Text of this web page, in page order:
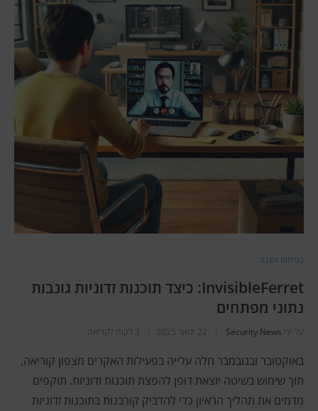
בטיחות והגנה
InvisibleFerret: כיצד תוכנות זדוניות גונבות
נתוני מפתחים
על ידי Security News 22 ינואר 2025 3 דקות לקריאה
באוקטובר ובנובמבר חלה עלייה בפעילות האקרים מצפון קוריאה,
תוך שימוש בשיטה יוצאת דופן להפצת תוכנות זדוניות. תוקפים
מדמים את תהליך הראיון כדי להדביק קורבנות בתוכנות זדוניות